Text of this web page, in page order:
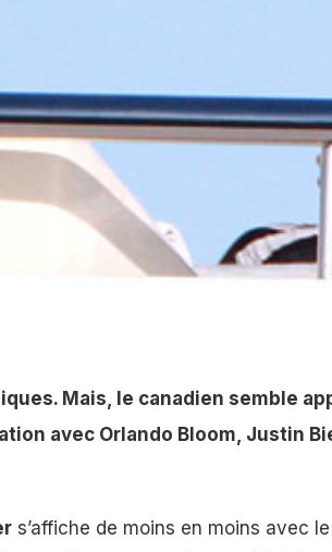
Mais, le canadien semble
avec Orlando Bloom, Justin
s’affiche de moins en moins avec